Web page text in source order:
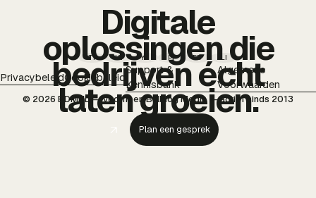
TT IG YT PI FB LI
PrivacybeleidCookiebeleid
Support &
Kennisbank
Algemene
Voorwaarden
© 2026 BDMNL — voorheen Bulldog Media — actief sinds 2013
Digitale
oplossingen die
bedrijven écht
laten groeien.
Plan een gesprek